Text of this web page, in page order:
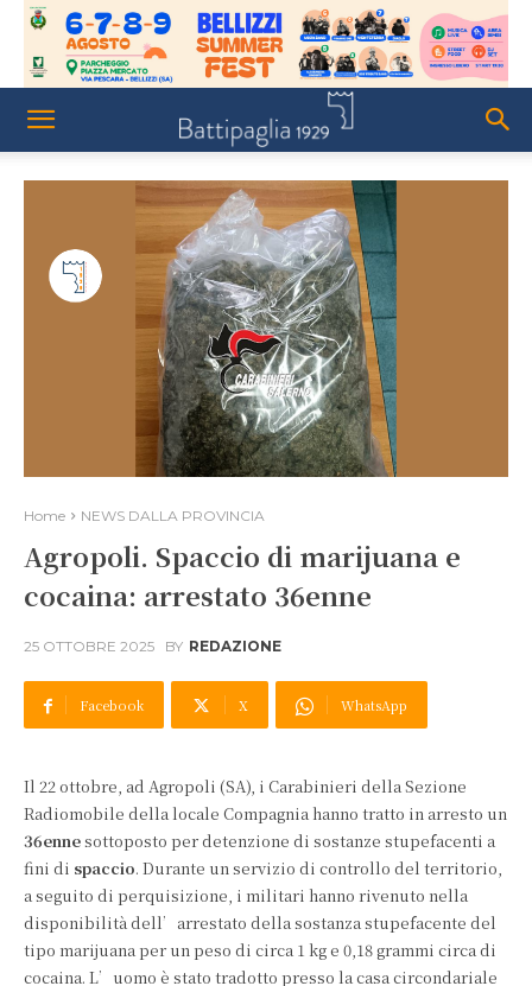
Home NEWS DALLA PROVINCIA
Agropoli. Spaccio di marijuana e
cocaina: arrestato 36enne
25 OTTOBRE 2025 BY REDAZIONE
Facebook X WhatsApp
Il 22 ottobre, ad Agropoli (SA), i Carabinieri della Sezione
Radiomobile della locale Compagnia hanno tratto in arresto un
36ennesottoposto per detenzione di sostanze stupefacenti a
fini di spaccio. Durante un servizio di controllo del territorio,
a seguito di perquisizione, i militari hanno rivenuto nella
disponibilità dell’arrestato della sostanza stupefacente del
tipo marijuana per un peso di circa 1 kg e 0,18 grammi circa di
cocaina. L’uomo è stato tradotto presso la casa circondariale